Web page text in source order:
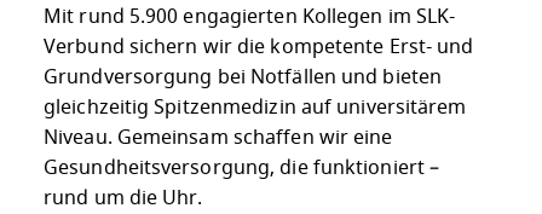
Mit rund 5.900 engagierten Kollegen im SLK-
Verbund sichern wir die kompetente Erst- und
Grundversorgung bei Notfällen und bieten
gleichzeitig Spitzenmedizin auf universitärem
Niveau. Gemeinsam schaffen wir eine
Gesundheitsversorgung, die funktioniert –
rund um die Uhr.